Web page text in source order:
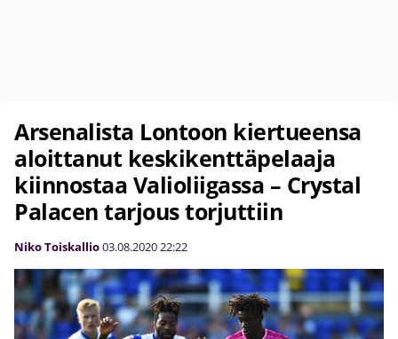
Arsenalista Lontoon kiertueensa
aloittanut keskikenttäpelaaja
kiinnostaa Valioliigassa – Crystal
Palacen tarjous torjuttiin
Niko Toiskallio03.08.202022:22